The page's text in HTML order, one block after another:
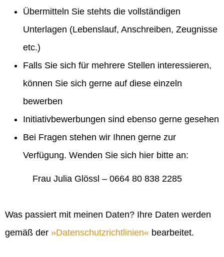
Übermitteln Sie stehts die vollständigen
Unterlagen (Lebenslauf, Anschreiben, Zeugnisse
etc.)
Falls Sie sich für mehrere Stellen interessieren,
können Sie sich gerne auf diese einzeln
bewerben
Initiativbewerbungen sind ebenso gerne gesehen
Bei Fragen stehen wir Ihnen gerne zur
Verfügung. Wenden Sie sich hier bitte an:
Frau Julia Glössl – 0664 80 838 2285
Was passiert mit meinen Daten? Ihre Daten werden
gemäß der
Datenschutzrichtlinien bearbeitet.